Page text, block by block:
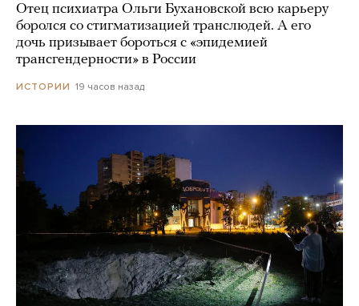
Отец психиатра Ольги Бухановской всю карьеру
боролся со стигматизацией транслюдей. А его
дочь призывает бороться с «эпидемией
трансгендерности» в России
ИСТОРИИ 19 часов назад